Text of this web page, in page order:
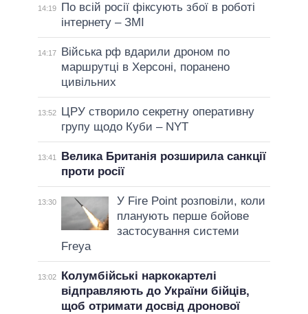
14:19
По всій росії фіксують збої в роботі
інтернету – ЗМІ
14:17
Війська рф вдарили дроном по
маршрутці в Херсоні, поранено
цивільних
13:52
ЦРУ створило секретну оперативну
групу щодо Куби – NYT
13:41
Велика Британія розширила санкції
проти росії
13:30
У Fire Point розповіли, коли
планують перше бойове
застосування системи
Freya
13:02
Колумбійські наркокартелі
відправляють до України бійців,
щоб отримати досвід дронової